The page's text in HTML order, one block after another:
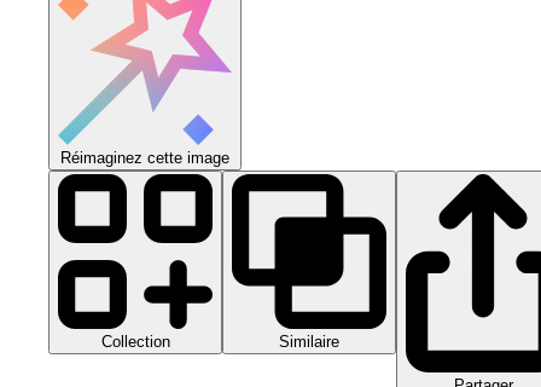
Réimaginez cette image
Collection Similaire